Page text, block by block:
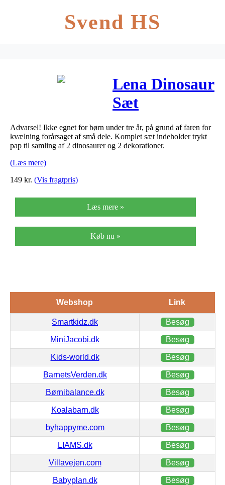
Svend HS
Lena Dinosaur
Sæt
Advarsel! Ikke egnet for børn under tre år, på grund af faren for
kvælning forårsaget af små dele. Komplet sæt indeholder trykt
pap til samling af 2 dinosaurer og 2 dekorationer.
(Læs mere)
149 kr. (Vis fragtpris)
Læs mere »
Køb nu »
Webshop Link
Smartkidz.dk Besøg
MiniJacobi.dk Besøg
Kids-world.dk Besøg
BarnetsVerden.dk Besøg
Børnibalance.dk Besøg
Koalabarn.dk Besøg
byhappyme.com Besøg
LIAMS.dk Besøg
Villavejen.com Besøg
Babyplan.dk Besøg